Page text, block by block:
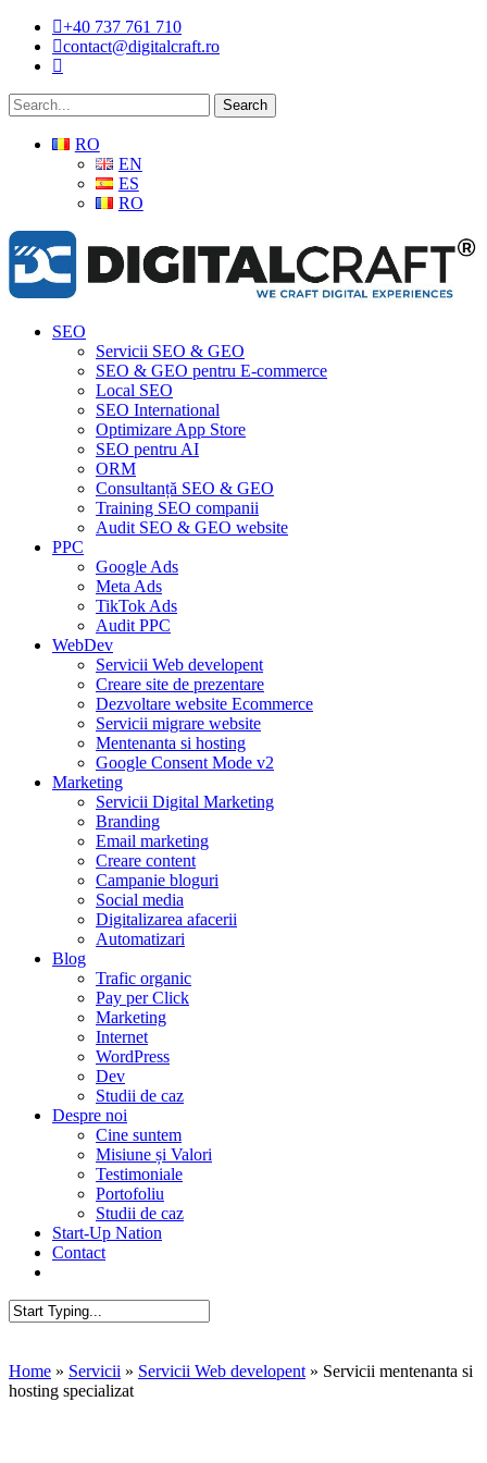
Skip
main
+40 737 761 710
contact@digitalcraft.ro
Search
RO
EN
ES
RO
Menu
SEO
Servicii SEO & GEO
SEO & GEO pentru E-commerce
Local SEO
SEO International
Optimizare App Store
SEO pentru AI
ORM
Consultanță SEO & GEO
Training SEO companii
Audit SEO & GEO website
PPC
Google Ads
Meta Ads
TikTok Ads
Audit PPC
WebDev
Servicii Web developent
Creare site de prezentare
Dezvoltare website Ecommerce
Servicii migrare website
Mentenanta si hosting
Google Consent Mode v2
Marketing
Servicii Digital Marketing
Branding
Email marketing
Creare content
Campanie bloguri
Social media
Digitalizarea afacerii
Automatizari
Blog
Trafic organic
Pay per Click
Marketing
Internet
WordPress
Dev
Studii de caz
Despre noi
Cine suntem
Misiune și Valori
Testimoniale
Portofoliu
Studii de caz
Start-Up Nation
Contact
Home » Servicii » Servicii Web developent» Servicii mentenanta si
hosting specializat